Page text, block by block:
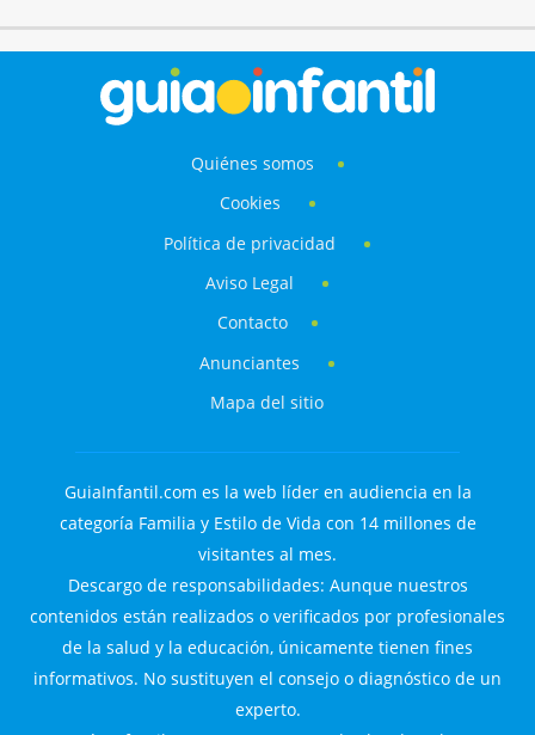
Quiénes somos
Cookies
Política de privacidad
Aviso Legal
Contacto
Anunciantes
Mapa del sitio
GuiaInfantil.com es la web líder en audiencia en la
categoría Familia y Estilo de Vida con 14 millones de
visitantes al mes.
Descargo de responsabilidades: Aunque nuestros
contenidos están realizados o verificados por profesionales
de la salud y la educación, únicamente tienen fines
informativos. No sustituyen el consejo o diagnóstico de un
experto.